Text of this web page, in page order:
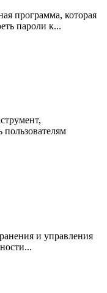
программа, которая
пароли к...
и управления